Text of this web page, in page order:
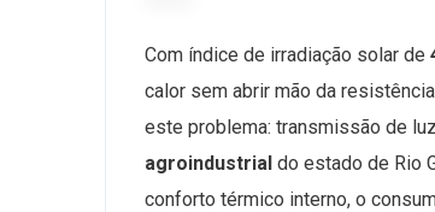
Com índice de irradiação solar de
calor sem abrir mão da
este problema: transmissão de
agroindustrial do estado de Rio
conforto térmico interno, o